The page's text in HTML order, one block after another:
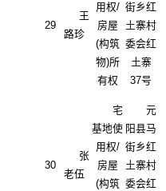
29
王
路珍
用权/
房屋
(构筑
物)所
有权
街乡红
土寨村
委会红
土寨
37号
30
张
老伍
宅
基地使
用权/
房屋
(构筑
元
阳县马
街乡红
土寨村
委会红